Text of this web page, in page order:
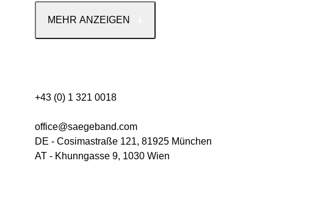
MEHR ANZEIGEN
+43 (0) 1 321 0018
office@saegeband.com
DE - Cosimastraße 121, 81925 München
AT - Khunngasse 9, 1030 Wien